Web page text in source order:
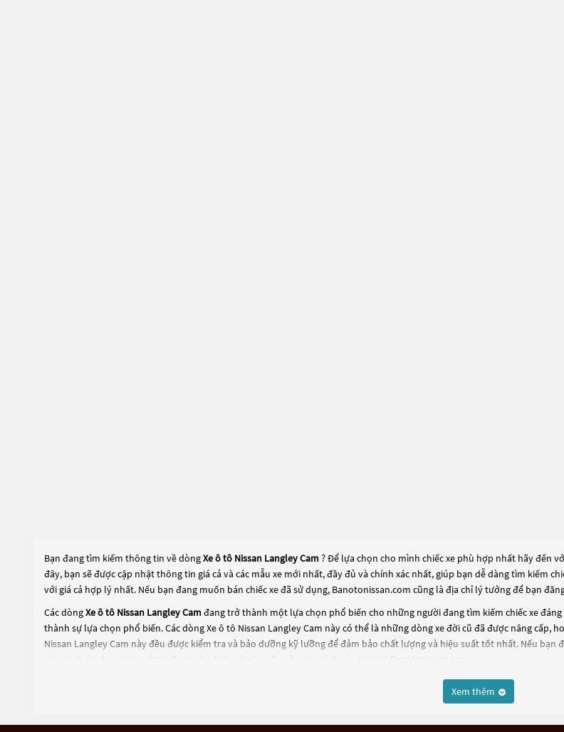
Bạn đang tìm kiếm thông tin về dòngXe ô tô Nissan Langley Cam? Để lựa chọn cho mình chiếc xe phù hợp nhất hãy đến
đây, bạn sẽ được cập nhật thông tin giá cả và các mẫu xe mới nhất, đầy đủ và chính xác nhất, giúp bạn dễ dàng tìm kiếm
với giá cả hợp lý nhất. Nếu bạn đang muốn bán chiếc xe đã sử dụng, Banotonissan.com cũng là địa chỉ lý tưởng để bạn
Các dòngXe ô tô Nissan Langley Camđang trở thành một lựa chọn phổ biến cho những người đang tìm kiếm chiếc xe đáng
thành sự lựa chọn phổ biến. Các dòngXe ô tô Nissan Langley Cam này có thể là những dòng xe đời cũ đã được nâng cấp,
Nissan Langley Cam này đều được kiểm tra và bảo dưỡng kỹ lưỡng để đảm bảo chất lượng và hiệu suất tốt nhất. Nếu bạn
này và chọn cho mình một chiếc xe phù hợp với nhu cầu và ngân sách của bạn tại
Xem thêm